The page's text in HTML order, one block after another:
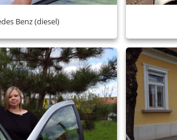
Benz (diesel)